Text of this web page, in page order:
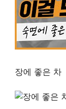
장에 좋은 차